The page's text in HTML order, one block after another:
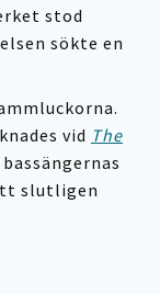
stod
sökte en
vid The
slutligen